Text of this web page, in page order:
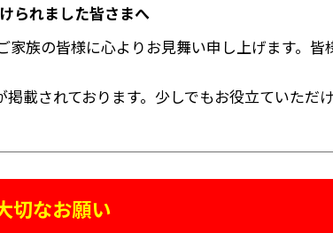
られました皆さまへ
族の皆様に心よりお見舞い申し上げます。皆
載されております。少しでもお役立ていただ
切なお願い